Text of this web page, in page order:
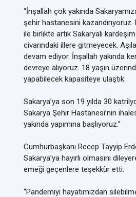
“İnşallah çok yakında
şehir hastanesini
ile birlikte artık Sakaryalı kardeşim
civarındaki illere gitmeyecek.
devam ediyor. İnşallah yakında
devreye alıyoruz. 18 yaşın
yapabilecek kapasiteye ulaştık.
Sakarya’ya son 19 yılda 30
Sakarya Şehir Hastanesi’nin
yakında yapımına başlıyoruz.”
Cumhurbaşkanı Recep Tayyip
Sakarya’ya hayırlı olmasını
emeği geçenlere teşekkür etti.
“Pandemiyi hayatımızdan